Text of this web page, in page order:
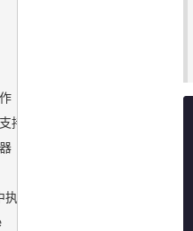
持控制器
行后台任务